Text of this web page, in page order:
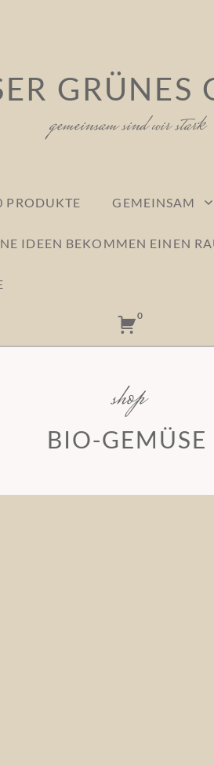
GRÜNES
gemeinsam sind wir stark
PRODUKTE GEMEINSAM
IDEEN BEKOMMEN EINEN
0
shop
BIO-GEMÜSE